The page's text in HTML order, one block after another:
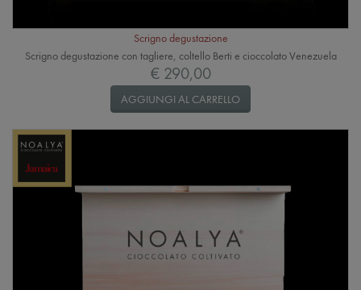
Scrigno degustazione
Scrigno degustazione con tagliere, coltello Berti e cioccolato Venezuela
€ 290,00
AGGIUNGI AL CARRELLO